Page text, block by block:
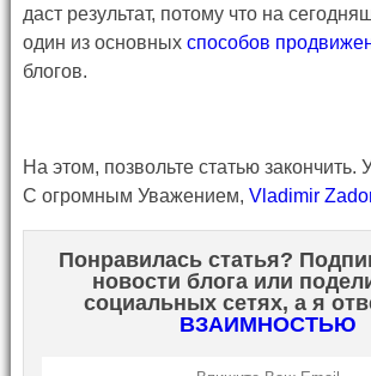
даст результат, потому что на
один из основных способов
блогов.
На этом, позвольте статью закончить.
С огромным Уважением, Vladimir
Понравилась статья?
новости блога или
социальных сетях, а я
ВЗАИМНОСТЬЮ